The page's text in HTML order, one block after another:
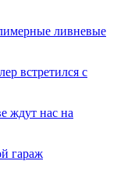
ливневые
встретился с
ждут нас на
гараж